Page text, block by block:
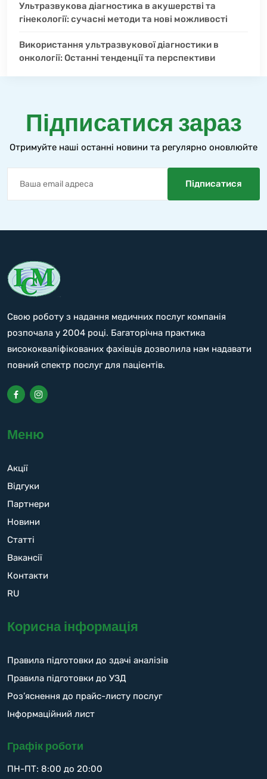
Ультразвукова діагностика в акушерстві та
гінекології: сучасні методи та нові можливості
Використання ультразвукової діагностики в
онкології: Останні тенденції та перспективи
Підписатися зараз
Отримуйте наші останні новини та регулярно оновлюйте
Свою роботу з надання медичних послуг компанія
розпочала у 2004 році. Багаторічна практика
висококваліфікованих фахівців дозволила нам надавати
повний спектр послуг для пацієнтів.
Меню
Акції
Відгуки
Партнери
Новини
Статті
Вакансії
Контакти
RU
Корисна інформація
Правила підготовки до здачі аналізів
Правила підготовки до УЗД
Роз’яснення до прайс-листу послуг
Інформаційний лист
Графік роботи
ПН-ПТ: 8:00 до 20:00